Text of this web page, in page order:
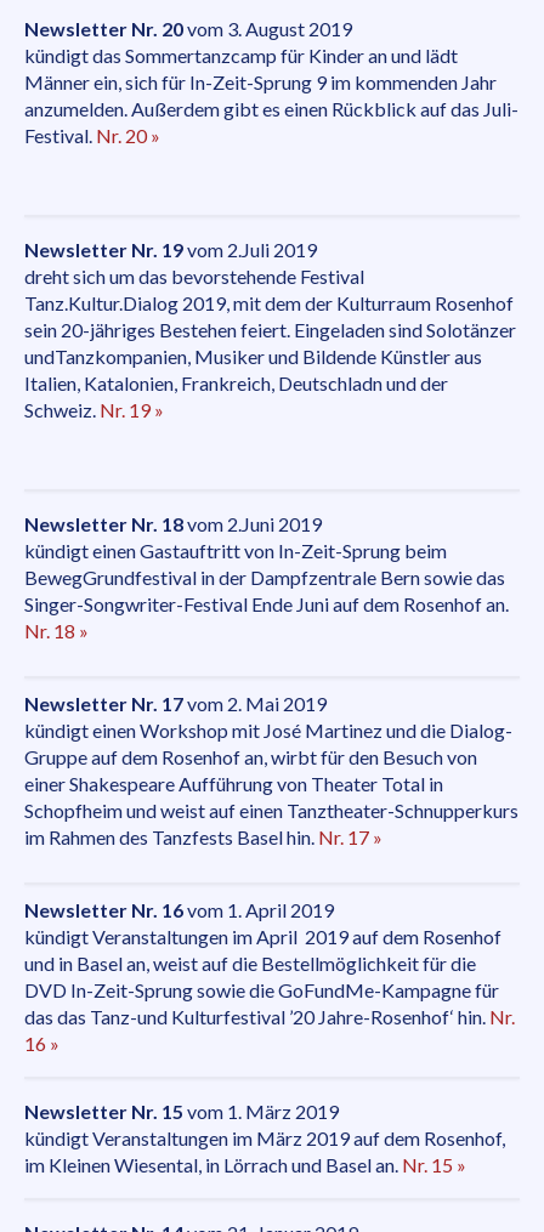
Newsletter Nr. 20vom 3. August 2019
kündigt das Sommertanzcamp für Kinder an und lädt
Männer ein, sich für In-Zeit-Sprung 9 im kommenden Jahr
anzumelden. Außerdem gibt es einen Rückblick auf das Juli-
Festival. Nr. 20 »
Newsletter Nr. 19vom 2.Juli 2019
dreht sich um das bevorstehende Festival
Tanz.Kultur.Dialog 2019, mit dem der Kulturraum Rosenhof
sein 20-jähriges Bestehen feiert. Eingeladen sind Solotänzer
undTanzkompanien, Musiker und Bildende Künstler aus
Italien, Katalonien, Frankreich, Deutschladn und der
Schweiz. Nr. 19 »
Newsletter Nr. 18vom 2.Juni 2019
kündigt einen Gastauftritt von In-Zeit-Sprung beim
BewegGrundfestival in der Dampfzentrale Bern sowie das
Singer-Songwriter-Festival Ende Juni auf dem Rosenhof an.
Nr. 18 »
Newsletter Nr. 17vom 2. Mai 2019
kündigt einen Workshop mit José Martinez und die Dialog-
Gruppe auf dem Rosenhof an, wirbt für den Besuch von
einer Shakespeare Aufführung von Theater Total in
Schopfheim und weist auf einen Tanztheater-Schnupperkurs
im Rahmen des Tanzfests Basel hin. Nr. 17 »
Newsletter Nr. 16vom 1. April 2019
kündigt Veranstaltungen im April 2019 auf dem Rosenhof
und in Basel an, weist auf die Bestellmöglichkeit für die
DVD In-Zeit-Sprung sowie die GoFundMe-Kampagne für
das das Tanz-und Kulturfestival ’20 Jahre-Rosenhof‘ hin. Nr.
16 »
Newsletter Nr. 15 vom 1. März 2019
kündigt Veranstaltungen im März 2019 auf dem Rosenhof,
im Kleinen Wiesental, in Lörrach und Basel an. Nr. 15 »